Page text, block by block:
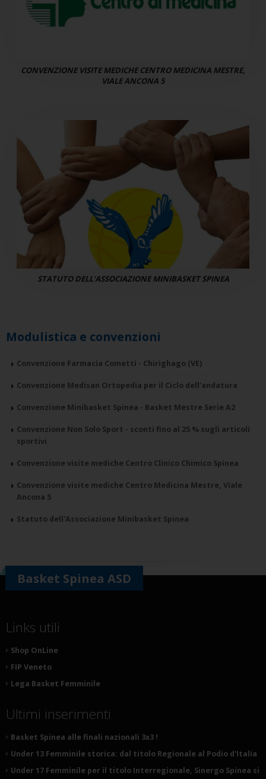
CONVENZIONE VISITE MEDICHE CENTRO MEDICINA MESTRE,
VIALE ANCONA 5
STATUTO DELL'ASSOCIAZIONE MINIBASKET SPINEA
Modulistica e convenzioni
Convenzione Farmacia Cometti - Chirighago (VE)
Convenzione Medisan Ortopedia per il Ciclo dell'andatura
Convenzione Minibasket Spinea - Basket Mestre Serie A2
Convenzione Non Solo Sport - sconti fino al 25 % sugli articoli
sportivi
Convenzione visite mediche Centro Clinico Chimico Spinea
Convenzione visite mediche Centro Medicina Mestre, Viale
Ancona 5
Statuto dell'Associazione Minibasket Spinea
Basket Spinea ASD
Links utili
Shop OnLine
FIP Veneto
Lega Basket Femminile
Ultimi inserimenti
Basket Spinea alle finali nazionali 3x3 !
Under 13 Femminile storica: dal titolo Regionale al Podio d'Italia
Under 17 Femminile per il titolo Interregionale, Sinergo Spinea si